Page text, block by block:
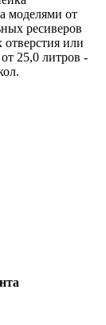
моделями от
ресиверов
или
25,0 литров -